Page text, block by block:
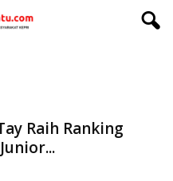
Raih Ranking